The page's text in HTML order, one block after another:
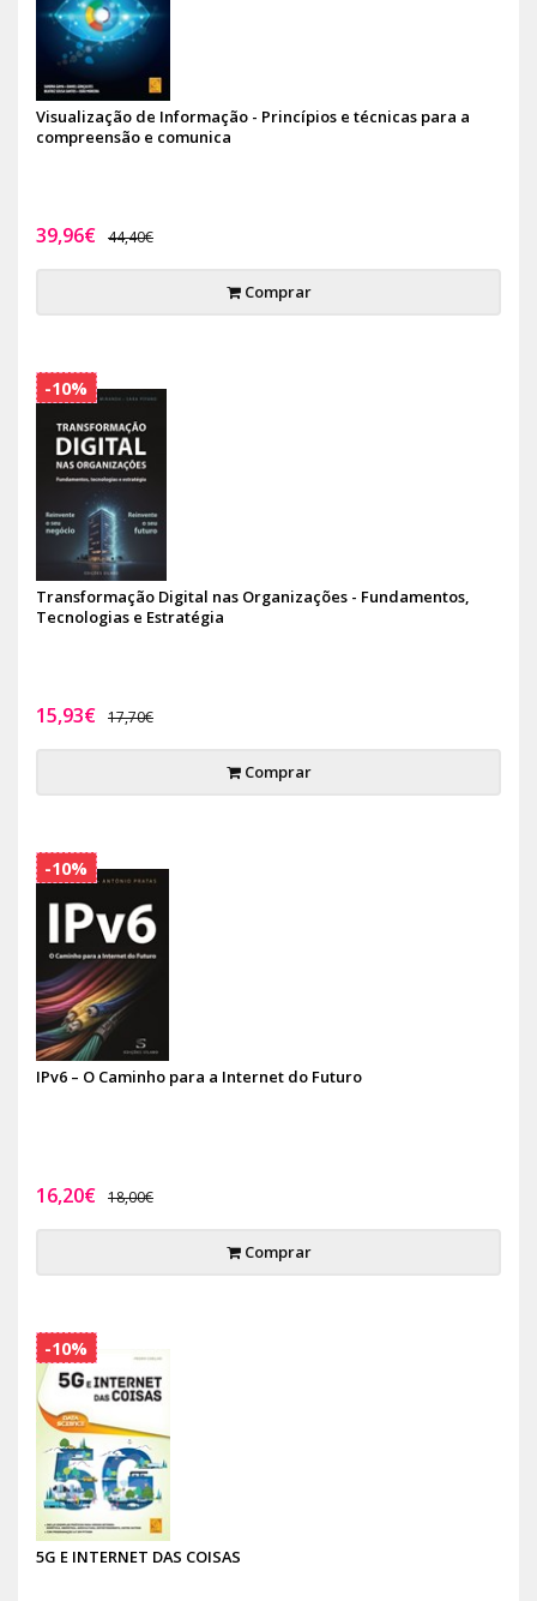
Visualização de Informação - Princípios e técnicas para a
compreensão e comunica
39,96€ 44,40€
Comprar
Transformação Digital nas Organizações - Fundamentos,
Tecnologias e Estratégia
15,93€ 17,70€
Comprar
-10%
IPv6 – O Caminho para a Internet do Futuro
16,20€ 18,00€
Comprar
-10%
5G E INTERNET DAS COISAS
-10%